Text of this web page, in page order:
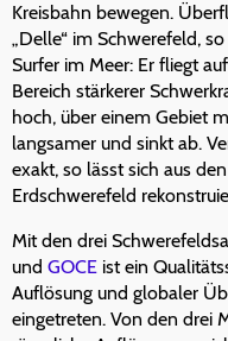
Kreisbahn bewegen.
„Delle“ im Schwerefeld,
Surfer im Meer: Er fliegt
Bereich stärkerer
hoch, über einem Gebiet
langsamer und sinkt ab.
exakt, so lässt sich aus
Erdschwerefeld
Mit den drei
und GOCE ist ein
Auflösung und globaler
eingetreten. Von den drei